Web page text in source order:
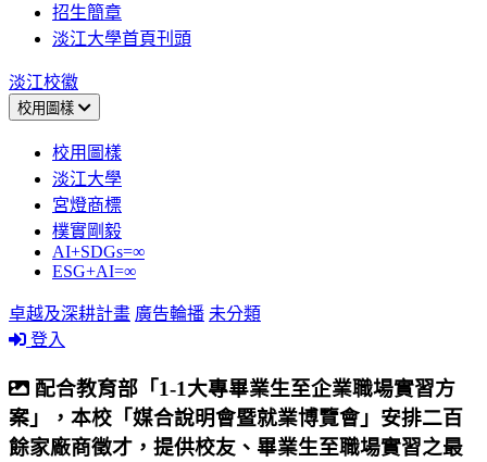
招生簡章
淡江大學首頁刊頭
淡江校徽
校用圖樣
校用圖樣
淡江大學
宮燈商標
樸實剛毅
AI+SDGs=∞
ESG+AI=∞
卓越及深耕計畫 廣告輪播 未分類
登入
配合教育部「1-1大專畢業生至企業職場實習方
案」，本校「媒合說明會暨就業博覽會」安排二百
餘家廠商徵才，提供校友、畢業生至職場實習之最